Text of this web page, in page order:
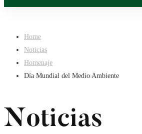
Home
Noticias
Homenaje
Día Mundial del Medio Ambiente
Noticias